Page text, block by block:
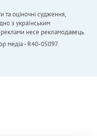
та оціночні судження,
з українським
реклами несе рекламодавець.
медіа - R40-05097